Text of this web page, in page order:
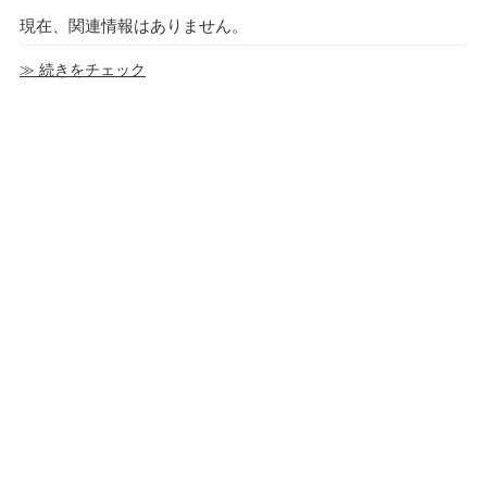
現在、関連情報はありません。
≫ 続きをチェック